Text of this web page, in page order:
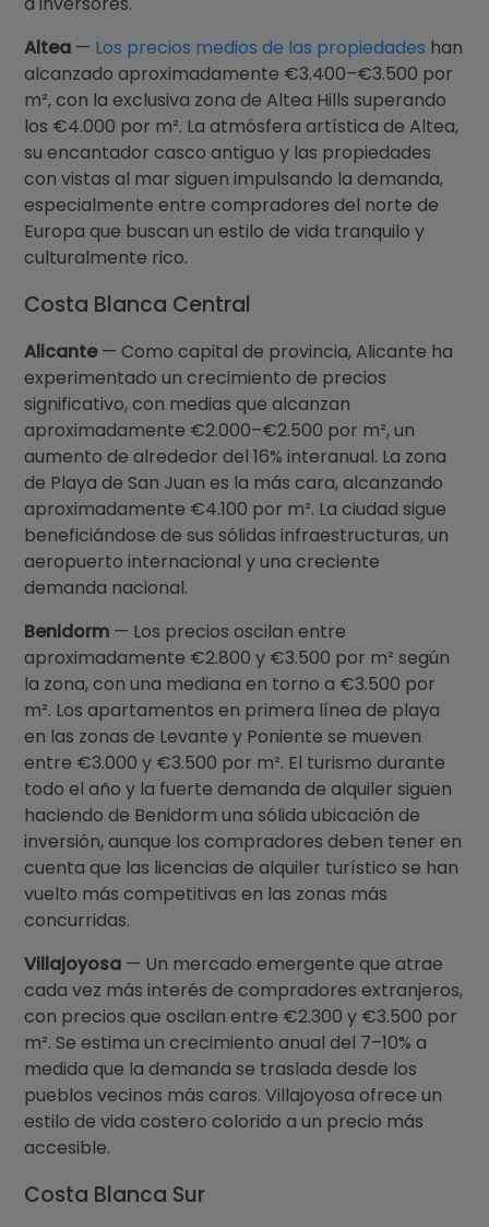
Altea — Los precios medios de las propiedades han
alcanzado aproximadamente €3.400–€3.500 por
m², con la exclusiva zona de Altea Hills superando
los €4.000 por m². La atmósfera artística de Altea,
su encantador casco antiguo y las propiedades
con vistas al mar siguen impulsando la demanda,
especialmente entre compradores del norte de
Europa que buscan un estilo de vida tranquilo y
culturalmente rico.
Costa Blanca Central
Alicante— Como capital de provincia, Alicante ha
experimentado un crecimiento de precios
significativo, con medias que alcanzan
aproximadamente €2.000–€2.500 por m², un
aumento de alrededor del 16% interanual. La zona
de Playa de San Juan es la más cara, alcanzando
aproximadamente €4.100 por m². La ciudad sigue
beneficiándose de sus sólidas infraestructuras, un
aeropuerto internacional y una creciente
demanda nacional.
Benidorm — Los precios oscilan entre
aproximadamente €2.800 y €3.500 por m² según
la zona, con una mediana en torno a €3.500 por
m². Los apartamentos en primera línea de playa
en las zonas de Levante y Poniente se mueven
entre €3.000 y €3.500 por m². El turismo durante
todo el año y la fuerte demanda de alquiler siguen
haciendo de Benidorm una sólida ubicación de
inversión, aunque los compradores deben tener en
cuenta que las licencias de alquiler turístico se han
vuelto más competitivas en las zonas más
concurridas.
Villajoyosa — Un mercado emergente que atrae
cada vez más interés de compradores extranjeros,
con precios que oscilan entre €2.300 y €3.500 por
m². Se estima un crecimiento anual del 7–10% a
medida que la demanda se traslada desde los
pueblos vecinos más caros. Villajoyosa ofrece un
estilo de vida costero colorido a un precio más
accesible.
Costa Blanca Sur